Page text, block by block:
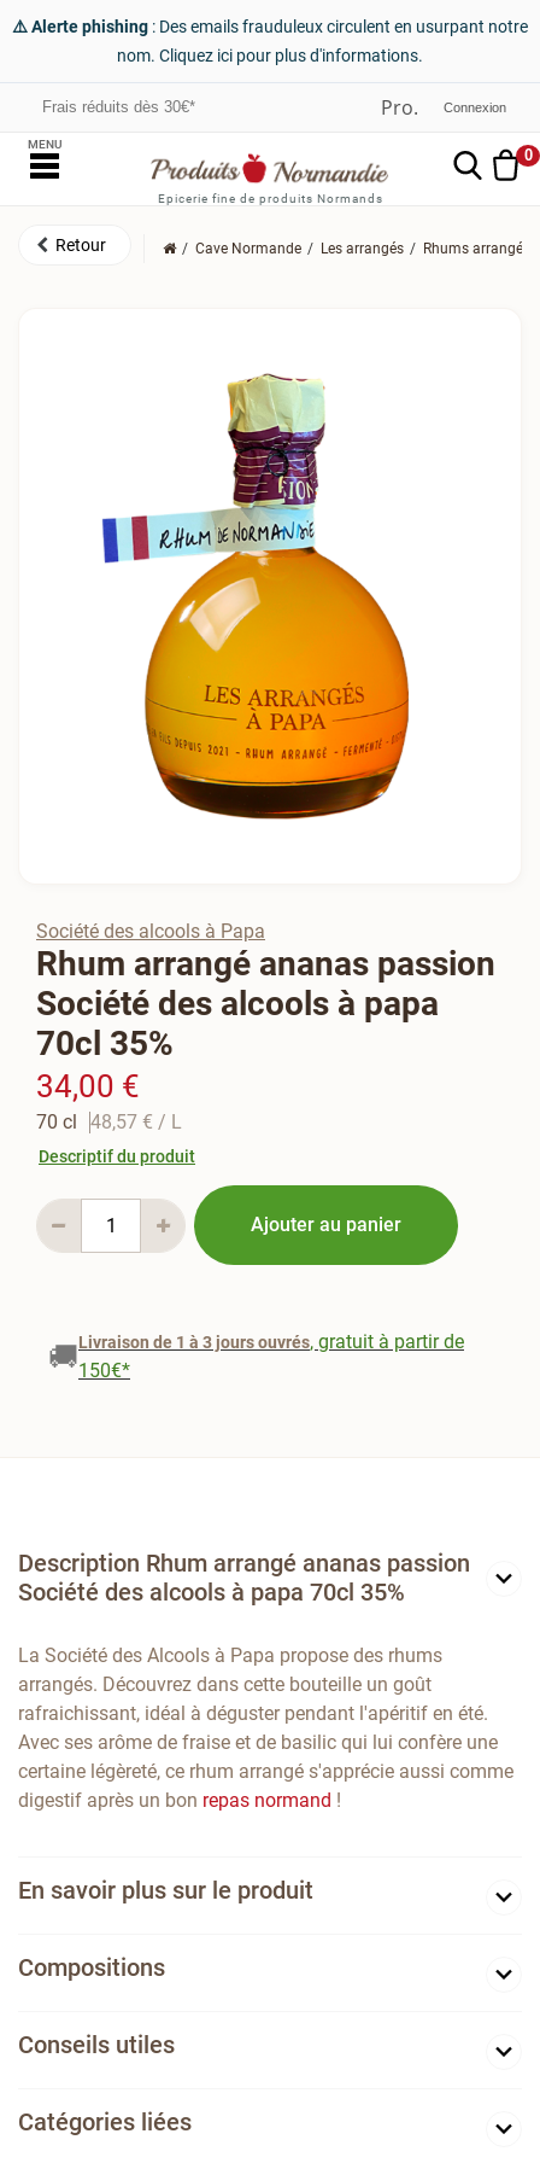
⚠️ Alerte phishing : Des emails frauduleux circulent en usurpant notre
nom. Cliquez ici pour plus d'informations.
Frais réduits dès 30€* Connexion
Epicerie fine de produits Normands
0
MENU
Cave Normande Les arrangés Rhums arrangés
Société des alcools à Papa
Rhum arrangé ananas passion
Société des alcools à papa
70cl 35%
34,00 €
70 cl 48,57 € / L
Descriptif du produit
Ajouter au panier
🚚Livraison de 1 à 3 jours ouvrés, gratuit à partir de
150€*
Description Rhum arrangé ananas passion
Société des alcools à papa 70cl 35%
La Société des Alcools à Papa propose des rhums
arrangés. Découvrez dans cette bouteille un goût
rafraichissant, idéal à déguster pendant l'apéritif en été.
Avec ses arôme de fraise et de basilic qui lui confère une
certaine légèreté, ce rhum arrangé s'apprécie aussi comme
digestif après un bon repas normand !
En savoir plus sur le produit
Compositions
Conseils utiles
Catégories liées